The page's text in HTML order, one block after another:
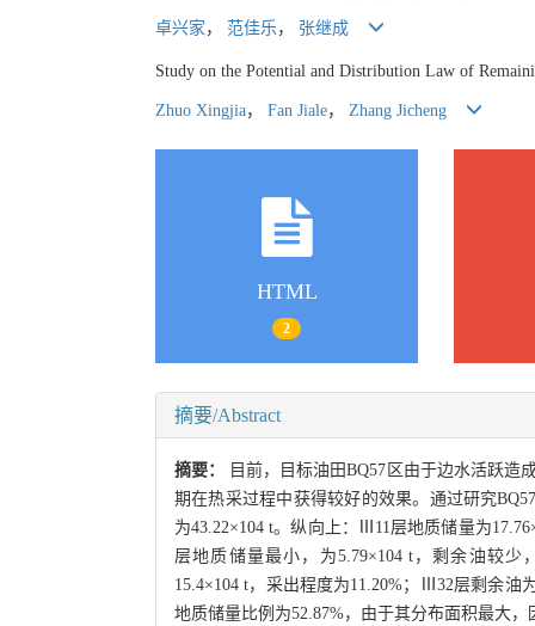
卓兴家 ， 范佳乐 ， 张继成
Study on the Potential and Distribution Law of
Zhuo Xingjia， Fan Jiale， Zhang Jicheng
HTML
2
摘要/Abstract
摘要：
目前，目标油田BQ57区由于边水活跃造
期在热采过程中获得较好的效果。通过研究
为43.22×104 t。纵向上：Ⅲ11层地质储量为
层地质储量最小，为5.79×104 t，剩余油较少
15.4×104 t，采出程度为11.20%；Ⅲ32层剩余油
地质储量比例为52.87%，由于其分布面积最大